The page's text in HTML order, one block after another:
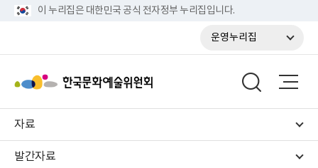
이 누리집은 대한민국 공식 전자정부 누리집입니다.
운영누리집
자료
발간자료